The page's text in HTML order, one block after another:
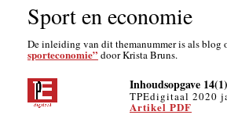
Sport en economie
De inleiding van dit themanummer is als blog
sporteconomie” door Krista Bruns.
Inhoudsopgave 14(1)
TPEdigitaal 2020
Artikel PDF